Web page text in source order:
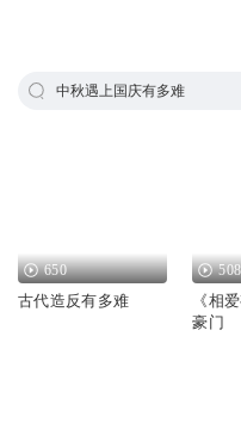
中秋遇上国庆有多难
650
古代造反有多难
《相
豪门